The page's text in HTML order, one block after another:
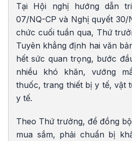
Tại Hội nghị hướng dẫn
07/NQ-CP và Nghị quyết 30/
chức cuối tuần qua, Thứ
Tuyên khẳng định hai văn
hết sức quan trọng, bước
nhiều khó khăn, vướng
thuốc, trang thiết bị y tế, vật
y tế.
Theo Thứ trưởng, để đồng
mua sắm, phải chuẩn bị